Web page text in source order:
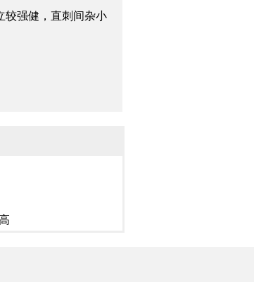
较强健，直刺间杂小